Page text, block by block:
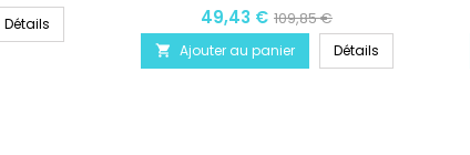
Détails 49,43 € 109,85 €
 Ajouter au panier Détails